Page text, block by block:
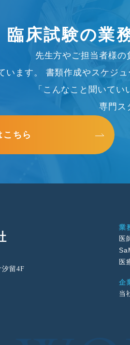
臨床試験の業
先生方やご担当者様の
います。
書類作成やスケジ
「こんなこと聞いて
専門ス
ちら
汐留4F
業
医
医
企
当